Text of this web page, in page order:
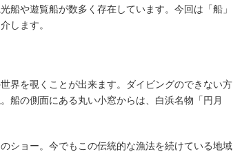
船や遊覧船が数多く存在しています。今回は「船」
します。
界を覗くことが出来ます。ダイビングのできない方
船の側面にある丸い小窓からは、白浜名物「円月
ショー。今でもこの伝統的な漁法を続けている地域